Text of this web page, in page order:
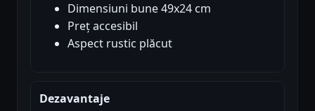
Dimensiuni bune 49x24 cm
Preț accesibil
Aspect rustic plăcut
Dezavantaje